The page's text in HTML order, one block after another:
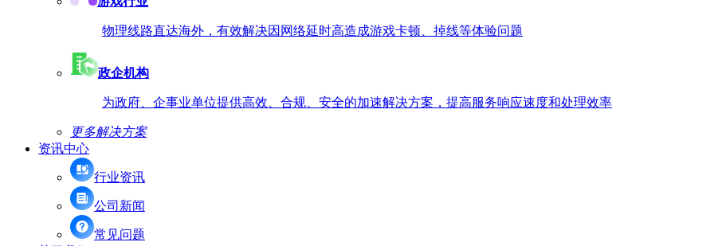
物理线路直达海外，有效解决因网络延时高造成游戏卡顿、掉线等体验问题
政企机构
为政府、企事业单位提供高效、合规、安全的加速解决方案，提高服务响应速度和处理效率
更多解决方案
资讯中心
行业资讯
公司新闻
常见问题